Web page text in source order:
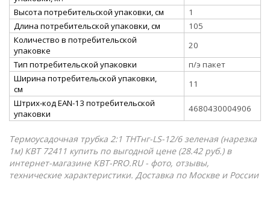
Высота потребительской упаковки, см
1
Длина потребительской упаковки, см
105
Количество в потребительской
упаковке
20
Тип потребительской упаковки
п/э пакет
Ширина потребительской упаковки,
см
11
Штрих-код EAN-13 потребительской
упаковки
4680430004906
Термоусадочная трубка 2:1 ТНТнг-LS-12/6 зеленая (нарезка
1м) КВТ 72411 купить по выгодной цене (28.42 руб.) в
интернет-магазине КВТ-PRO.RU - фото, отзывы,
технические характеристики. Доставка по Москве и России